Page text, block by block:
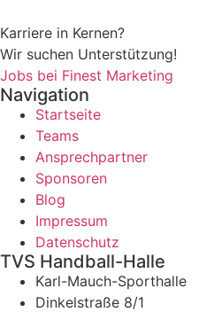
Karriere in Kernen?
Wir suchen Unterstützung!
Jobs bei Finest Marketing
Navigation
Startseite
Teams
Ansprechpartner
Sponsoren
Blog
Impressum
Datenschutz
TVS Handball-Halle
Karl-Mauch-Sporthalle
Dinkelstraße 8/1